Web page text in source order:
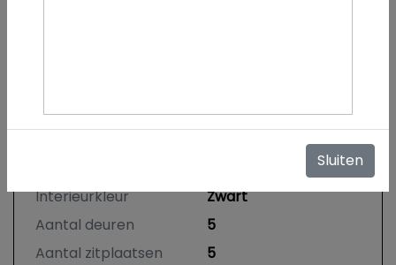
Carrosserie
Hatchback
Leder/Alcantara
Interieurkleur
Zwart
Aantal deuren
5
Aantal zitplaatsen
5
Sluiten